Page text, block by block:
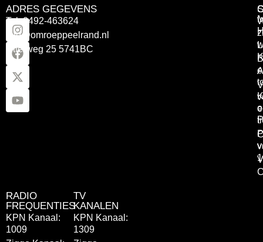
ADRES GEGEVENS
Tel: 0492-463624
info@omroeppeelrand.nl
Otterweg 25 5741BC
RADIO
FREQUENTIES
KPN Kanaal:
1009
TV
KANALEN
KPN Kanaal:
1309